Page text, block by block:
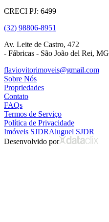
CRECI PJ: 6499
(32) 98806-8951
Av. Leite de Castro, 472
- Fábricas - São João del Rei, MG
flaviovitorimoveis@gmail.com
Sobre Nós
Propriedades
Contato
FAQs
Termos de Serviço
Política de Privacidade
Imóveis SJDRAluguel SJDR
Desenvolvido por